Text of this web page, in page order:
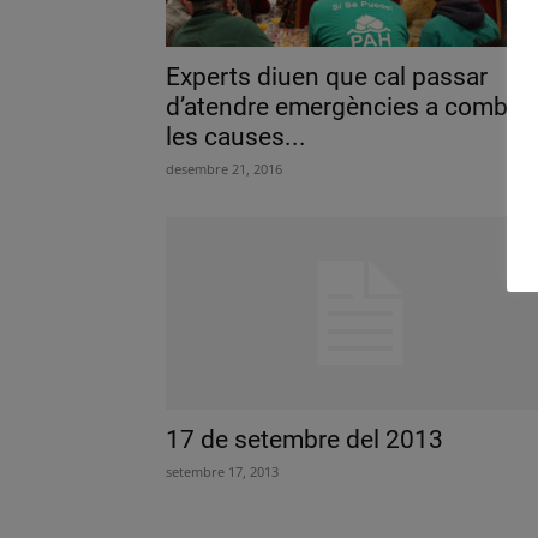
Experts diuen que cal passar
d’atendre emergències a combatre
les causes...
desembre 21, 2016
17 de setembre del 2013
setembre 17, 2013